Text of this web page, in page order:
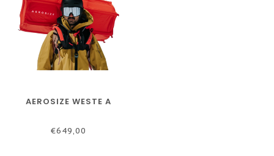
AEROSIZE WESTE A
€649,00